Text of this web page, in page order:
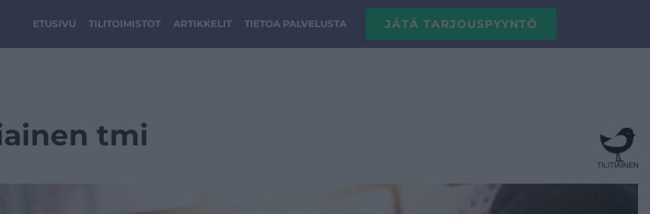
ETUSIVU TILITOIMISTOT ARTIKKELIT TIETOA PALVELUSTA JÄTÄ TARJOUSPYYNTÖ
tmi